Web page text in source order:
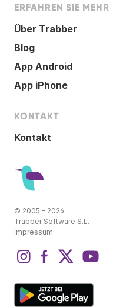
ERFAHREN SIE MEHR
Über Trabber
Blog
App Android
App iPhone
KONTAKT
Kontakt
© 2005 - 2026
Trabber Software S.L.
Impressum